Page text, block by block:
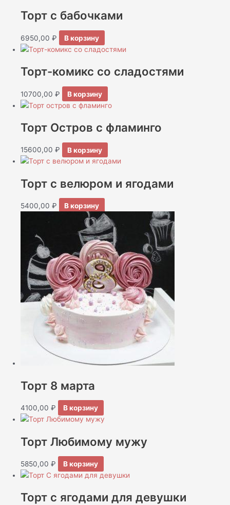
Торт c бабочками
6950,00 ₽ В корзину
Торт-комикс со сладостями
10700,00 ₽ В корзину
Торт Остров с фламинго
15600,00 ₽ В корзину
Торт с велюром и ягодами
5400,00 ₽ В корзину
Торт 8 марта
4100,00 ₽ В корзину
Торт Любимому мужу
5850,00 ₽ В корзину
Торт с ягодами для девушки